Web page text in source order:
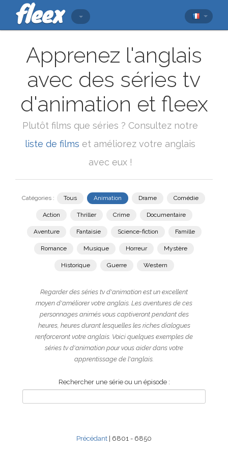
Apprenez l'anglais
avec des séries tv
d'animation et fleex
Plutôt films que séries ? Consultez notre
liste de films et améliorez votre anglais
avec eux !
Catégories : Tous Animation Drame Comédie
Action Thriller Crime Documentaire
Aventure Fantaisie Science-fiction Famille
Romance Musique Horreur Mystère
Historique Guerre Western
Regarder des séries tv d'animation est un excellent
moyen d'améliorer votre anglais. Les aventures de ces
personnages animés vous captiveront pendant des
heures, heures durant lesquelles les riches dialogues
renforceront votre anglais. Voici quelques exemples de
séries tv d'animation pour vous aider dans votre
apprentissage de l'anglais.
Rechercher une série ou un épisode :
Précédant | 6801 - 6850